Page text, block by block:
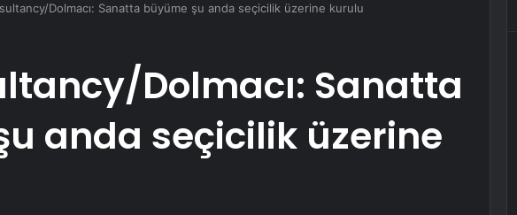
Dolmacı: ⁠Sanatta büyüme şu anda seçicilik üzerine kurulu
Dolmacı: ⁠Sanatta
anda seçicilik üzerine